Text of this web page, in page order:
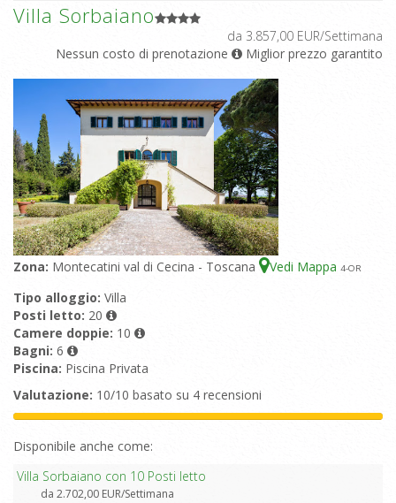
Villa Sorbaiano
da 3.857,00 EUR/Settimana
Nessun costo di prenotazione
Miglior prezzo garantito
Zona: Montecatini val di Cecina - Toscana Vedi Mappa 4-OR
Tipo alloggio: Villa
Posti letto: 20
Camere doppie: 10
Bagni: 6
Piscina: Piscina Privata
Valutazione: 10/10 basato su 4 recensioni
Disponibile anche come:
Villa Sorbaiano con 10 Posti letto
da 2.702,00 EUR/Settimana